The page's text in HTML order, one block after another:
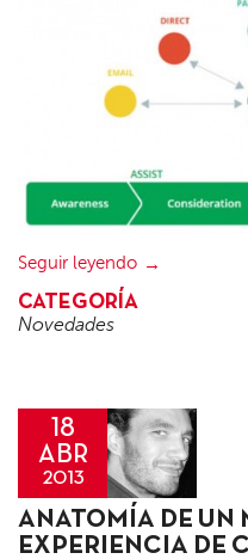
Seguir leyendo
CATEGORÍA
Novedades
18
ABR
2013
Jorge
González
ANATOMÍA DE UN
EXPERIENCIA DE